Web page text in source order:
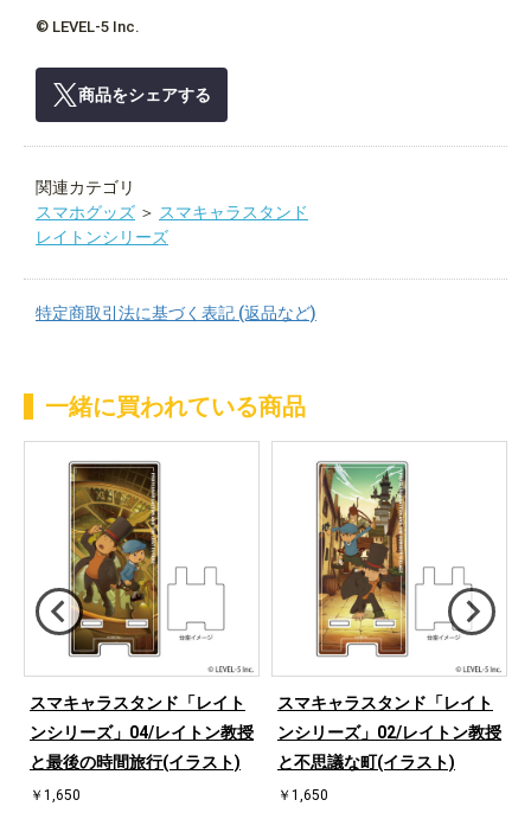
© LEVEL-5 Inc.
商品をシェアする
関連カテゴリ
スマホグッズ ＞ スマキャラスタンド
レイトンシリーズ
特定商取引法に基づく表記 (返品など)
一緒に買われている商品
スマキャラスタンド「レイト
ンシリーズ」04/レイトン教授
と最後の時間旅行(イラスト)
￥1,650
スマキャラスタンド「レイト
ンシリーズ」02/レイトン教授
と不思議な町(イラスト)
￥1,650